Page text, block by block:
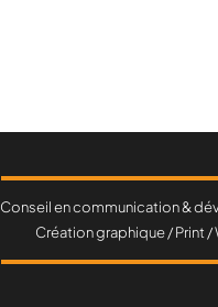
Conseil en communication &
Création graphique / Print /